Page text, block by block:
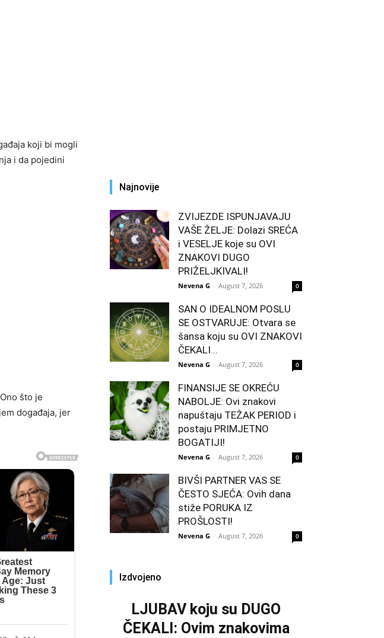
koji bi mogli
i da pojedini
što je
događaja, jer
Najnovije
ZVIJEZDE ISPUNJAVAJU
VAŠE ŽELJE: Dolazi SREĆA
i VESELJE koje su OVI
ZNAKOVI DUGO
PRIŽELJKIVALI!
Nevena G - August 7, 2026 0
SAN O IDEALNOM POSLU
SE OSTVARUJE: Otvara se
šansa koju su OVI ZNAKOVI
ČEKALI...
Nevena G - August 7, 2026 0
FINANSIJE SE OKREĆU
NABOLJE: Ovi znakovi
napuštaju TEŽAK PERIOD i
postaju PRIMJETNO
BOGATIJI!
Nevena G - August 7, 2026 0
BIVŠI PARTNER VAS SE
ČESTO SJEĆA: Ovih dana
stiže PORUKA IZ
PROŠLOSTI!
Nevena G - August 7, 2026 0
Izdvojeno
LJUBAV koju su DUGO
ČEKALI: Ovim znakovima